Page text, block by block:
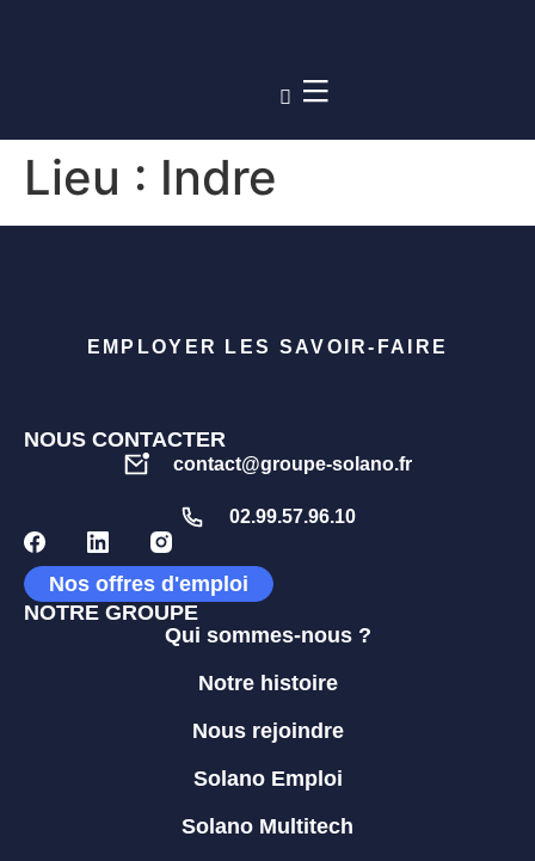
Lieu : Indre
EMPLOYER LES SAVOIR-FAIRE
NOUS CONTACTER
contact@groupe-solano.fr
02.99.57.96.10
Nos offres d'emploi
NOTRE GROUPE
Qui sommes-nous ?
Notre histoire
Nous rejoindre
Solano Emploi
Solano Multitech